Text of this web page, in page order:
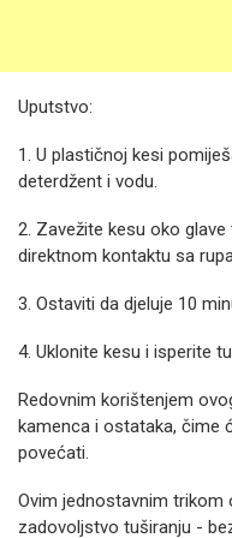
Uputstvo:
1. U plastičnoj kesi
deterdžent i vodu.
2. Zavežite kesu oko
direktnom kontaktu sa
3. Ostaviti da djeluje 10
4. Uklonite kesu i isperite
Redovnim korištenjem
kamenca i ostataka, čime
povećati.
Ovim jednostavnim
zadovoljstvo tuširanju -